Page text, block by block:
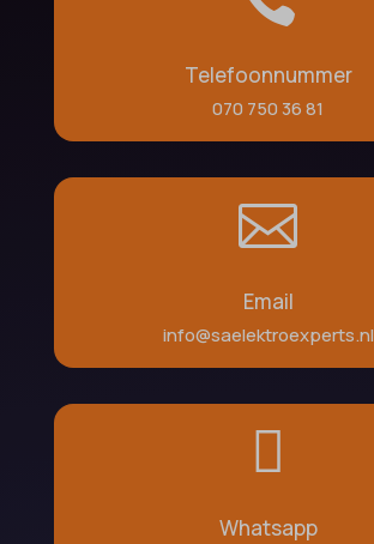
Telefoonnummer
070 750 36 81

Email
info@saelektroexperts.nl

Whatsapp